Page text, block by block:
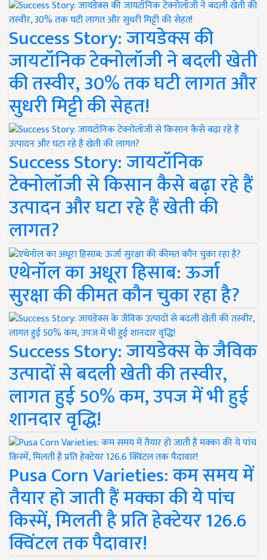
Success Story: जायडेक्स की
जायटॉनिक टेक्नोलॉजी ने बदली खेती
की तस्वीर, 30% तक घटी लागत और
सुधरी मिट्टी की सेहत!
Success Story: जायटॉनिक
टेक्नोलॉजी से किसान कैसे बढ़ा रहे हैं
उत्पादन और घटा रहे हैं खेती की
लागत?
एथेनॉल का अधूरा हिसाब: ऊर्जा
सुरक्षा की कीमत कौन चुका रहा है?
Success Story: जायडेक्स के जैविक
उत्पादों से बदली खेती की तस्वीर,
लागत हुई 50% कम, उपज में भी हुई
शानदार वृद्धि!
Pusa Corn Varieties: कम समय में
तैयार हो जाती हैं मक्का की ये पांच
किस्में, मिलती है प्रति हेक्टेयर 126.6
क्विंटल तक पैदावार!